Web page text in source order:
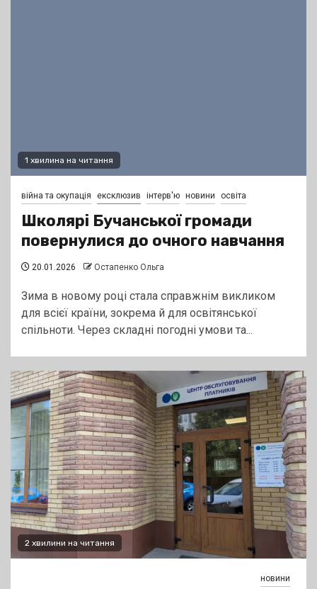
1 хвилина на читання
війна та окупація ексклюзив інтерв'ю новини освіта
Школярі Бучанської громади
повернулися до очного навчання
20.01.2026 Остапенко Ольга
Зима в новому році стала справжнім викликом
для всієї країни, зокрема й для освітянської
спільноти. Через складні погодні умови та...
2 хвилини на читання
новини